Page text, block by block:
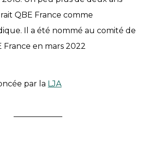
QBE France comme
Il a été nommé au comité de
en mars 2022
par la LJA